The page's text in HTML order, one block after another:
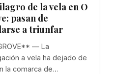
de la vela en O
pasan de
a triunfar
— La
a vela ha dejado de
la comarca de…